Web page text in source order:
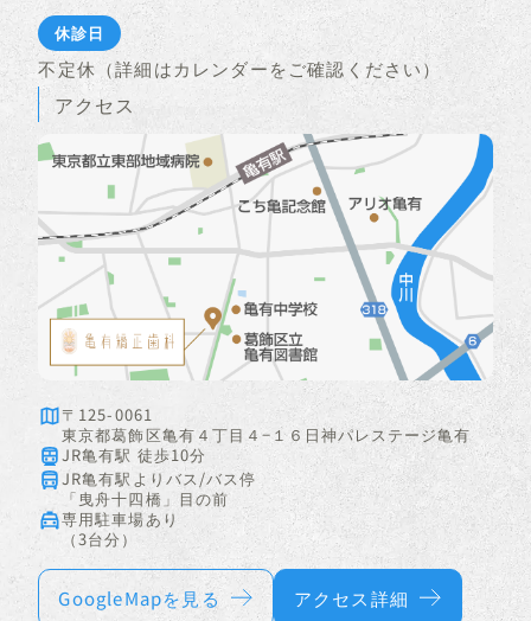
休診日
不定休（詳細はカレンダーをご確認ください）
アクセス
〒125-0061
東京都葛飾区亀有４丁目４−１６日神パレステージ亀有
JR亀有駅 徒歩10分
JR亀有駅よりバス/バス停
「曳舟十四橋」目の前
専用駐車場あり
（3台分）
GoogleMapを見る アクセス詳細